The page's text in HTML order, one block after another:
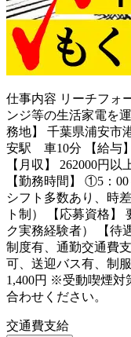
仕事内容 リーチフォ
ンジ等の生活家電を
務地】 千葉県浦安市
安駅 車10分 【給与
【月収】 262000円以
【勤務時間】 ①5：
シフト多数あり、時
ト制） 【応募資格】
ク実務経験者） 【待
制度有、通勤交通費
可、送迎バス有、制
1,400円 ※受動喫煙対
合わせください。
交通費支給